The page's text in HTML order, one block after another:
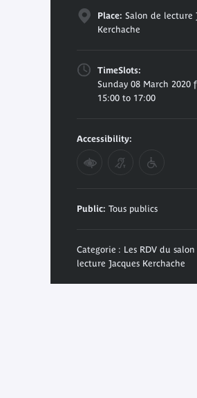
Place: Salon de lecture
Kerchache
TimeSlots:
Sunday 08 March 2020
15:00 to 17:00
Accessibility:
Public: Tous publics
Categorie : Les RDV du salon
lecture Jacques Kerchache